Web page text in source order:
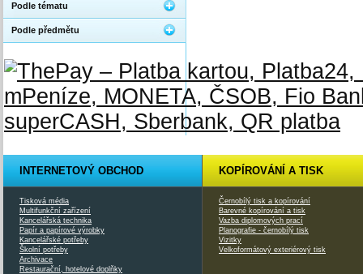
Podle tématu
Podle předmětu
INTERNETOVÝ OBCHOD
Tisková média
Multifunkční zařízení
Kancelářská technika
Papír a papírové výrobky
Kancelářské potřeby
Školní potřeby
Archivace
Restaurační, hotelové doplňky
KOPÍROVÁNÍ A TISK
Černobílý tisk a kopírování
Barevné kopírování a tisk
Vazba diplomových prací
Planografie - černobílý tisk
Vizitky
Velkoformátový exteriérový tisk